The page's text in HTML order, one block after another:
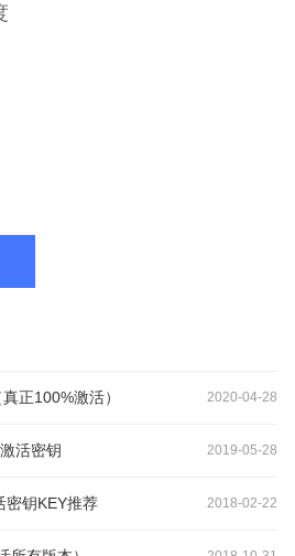
正100%激活） 2020-04-28
活密钥 2019-05-28
密钥KEY推荐 2018-02-22